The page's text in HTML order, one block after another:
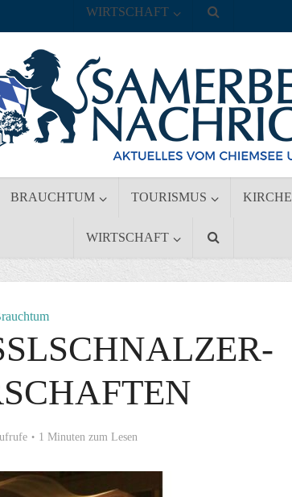
BRAUCHTUM TOURISMUS KIRCHE
WIRTSCHAFT
WIRTSCHAFT
M
1 Minuten zum Lesen